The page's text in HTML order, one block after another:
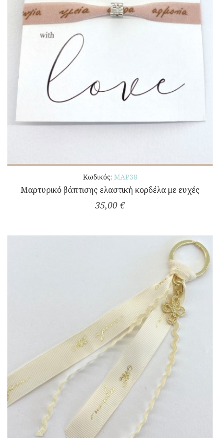
Κωδικός: ΜΑΡ38
Μαρτυρικό βάπτισης ελαστική κορδέλα με ευχές
35,00 €